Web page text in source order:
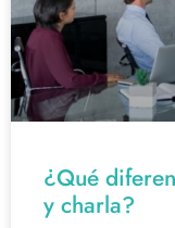
¿Qué
y charla?